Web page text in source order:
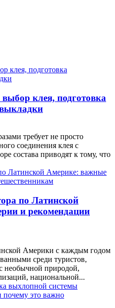
клея, подготовка
требует не просто
соединения клея с
состава приводят к тому, что
по Латинской
и рекомендации
Америки с каждым годом
среди туристов,
необычной природой,
национальной...